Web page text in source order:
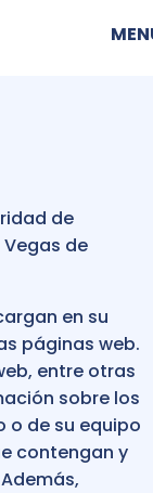
de
de
en su
páginas web.
entre otras
sobre los
o de su equipo
contengan y